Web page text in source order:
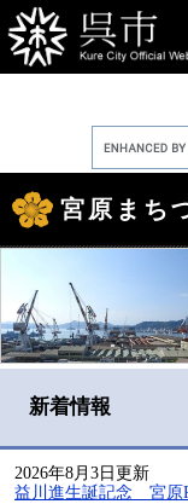
ー
ジ
の
ニ
ュ
ー
本
へ
文
宮原まち
新着情報
2026年8月3日更新
益川進生誕記念 宮原